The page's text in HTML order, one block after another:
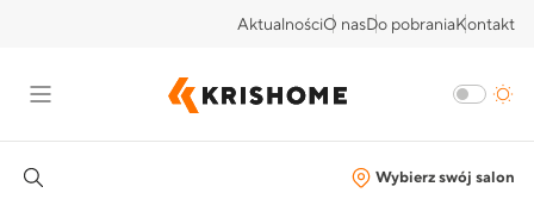
AktualnościO nasDo pobraniaKontakt
Wybierz swój salon